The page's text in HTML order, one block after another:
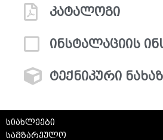
კატალოგი
ინსტალაციის
ტექნიკური
სიახლეები
სამზარეულო